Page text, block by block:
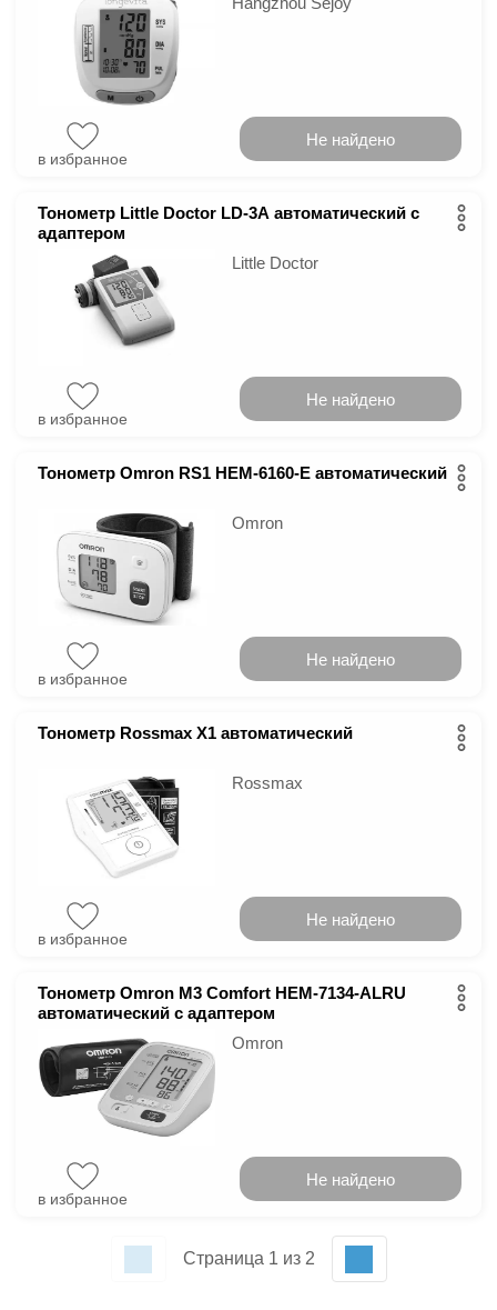
в избранное
Не найдено
Тонометр Little Doctor LD-3A автоматический с
адаптером
Little Doctor
в избранное
Не найдено
Тонометр Omron RS1 НЕМ-6160-E автоматический
Omron
в избранное
Не найдено
Тонометр Rossmax X1 автоматический
Rossmax
в избранное
Не найдено
Тонометр Omron M3 Comfort HEM-7134-ALRU
автоматический с адаптером
Omron
в избранное
Не найдено
Страница 1 из 2